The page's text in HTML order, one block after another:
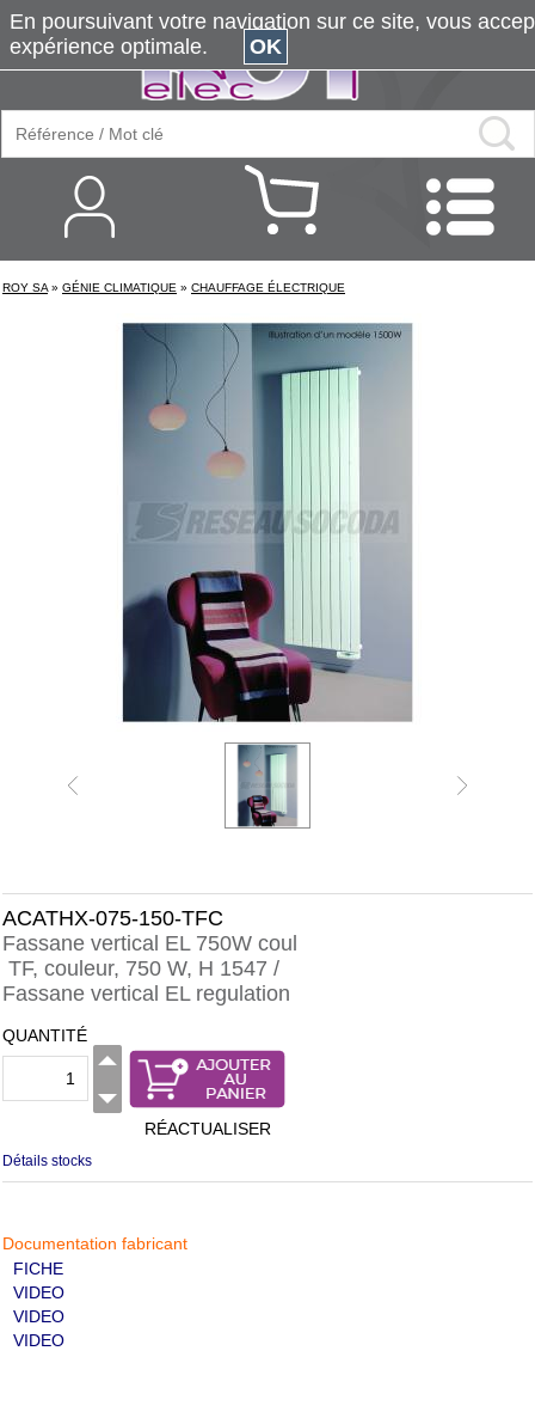
ROY SA » GÉNIE CLIMATIQUE » CHAUFFAGE ÉLECTRIQUE
ACATHX-075-150-TFC
Fassane vertical EL 750W coul
TF, couleur, 750 W, H 1547 /
Fassane vertical EL regulation
QUANTITÉ
RÉACTUALISER
Détails stocks
Documentation fabricant
FICHE
VIDEO
VIDEO
VIDEO
En poursuivant votre navigation sur ce site, vous
expérience optimale.
OK